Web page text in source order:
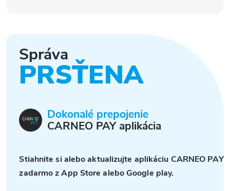
Správa
PRSŤENA
Dokonalé prepojenie
CARNEO PAY aplikácia
Stiahnite si alebo aktualizujte aplikáciu CARNEO PAY
zadarmo z App Store alebo Google play.